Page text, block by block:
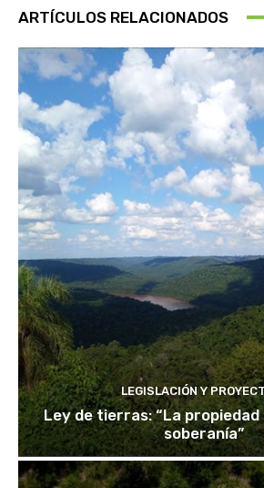
ARTÍCULOS RELACIONADOS
LEGISLACIÓN Y
Ley de tierras: “La
soberanía”